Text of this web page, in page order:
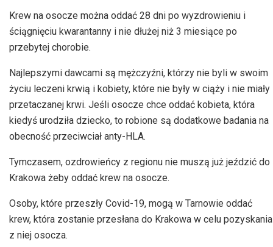
Krew na osocze można oddać 28 dni po wyzdrowieniu i
ściągnięciu kwarantanny i nie dłużej niż 3 miesiące po
przebytej chorobie.
Najlepszymi dawcami są mężczyźni, którzy nie byli w swoim
życiu leczeni krwią i kobiety, które nie były w ciąży i nie miały
przetaczanej krwi. Jeśli osocze chce oddać kobieta, która
kiedyś urodziła dziecko, to robione są dodatkowe badania na
obecność przeciwciał anty-HLA.
Tymczasem, ozdrowieńcy z regionu nie muszą już jeździć do
Krakowa żeby oddać krew na osocze.
Osoby, które przeszły Covid-19, mogą w Tarnowie oddać
krew, która zostanie przesłana do Krakowa w celu pozyskania
z niej osocza.